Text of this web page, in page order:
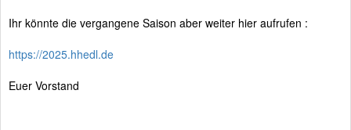
Ihr könnte die vergangene Saison aber weiter hier aufrufen :
https://2025.hhedl.de
Euer Vorstand